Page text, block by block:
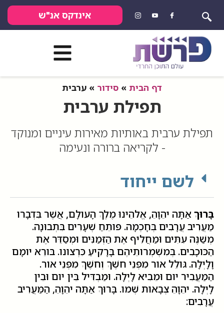
אינדקס אנ"ש
דף הבית » סידור » ערבית
תפילת ערבית
תפילת ערבית באותיות מאירות עיניים ומנוקד
- לקריאה ברורה ונעימה
לשם ייחוד
בָּרוּךְאַתָּה יהֵוָהֵ, אֱלהֵינוּ מֶלֶךְ הָעולָם, אֲשֶׁר בִּדְבָרו
מַעֲרִיב עֲרָבִים בְּחָכְמָה. פּותֵחַ שְׁעָרִים בִּתְבוּנָה.
מְשַׁנֶּה עִתִּים וּמַחֲלִיף אֶת הַזְּמַנִּים וּמְסַדֵּר אֶת
הַכּוכָבִים. בְּמִשְׁמְרותֵיהֶם בָּרָקִיעַ כִּרְצונו. בּורֵא יומָם
וָלָיְלָה. גּולֵל אור מִפְּנֵי חשֶׁךְ וְחשֶׁךְ מִפְּנֵי אור.
הַמַּעֲבִיר יום וּמֵבִיא לָיְלָה. וּמַבְדִּיל בֵּין יום וּבֵין
לָיְלָה. יהֵוָהֵ צְבָאות שְׁמו. בָּרוּךְ אַתָּה יהֵוָהֵ, הַמַּעֲרִיב
עֲרָבִים: